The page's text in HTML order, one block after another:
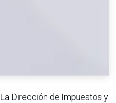
La Dirección de Impuestos y